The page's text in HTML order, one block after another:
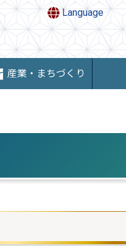
Language
産業・まちづくり